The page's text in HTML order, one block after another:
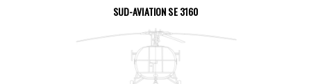
SUD-AVIATION SE 3160